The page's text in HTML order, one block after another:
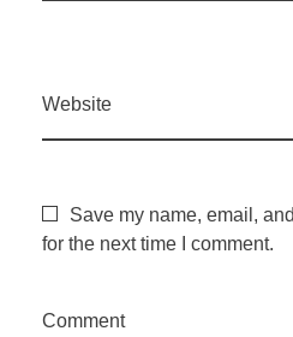
a
o
d
Website
Save my name, email,
for the next time I comment.
Comment